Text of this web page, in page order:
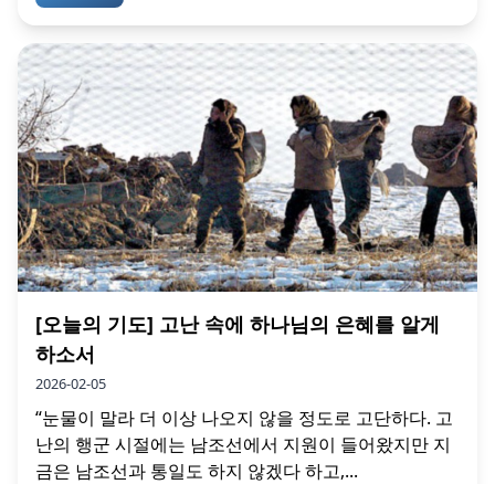
[오늘의 기도] 고난 속에 하나님의 은혜를 알게
하소서
2026-02-05
“눈물이 말라 더 이상 나오지 않을 정도로 고단하다. 고
난의 행군 시절에는 남조선에서 지원이 들어왔지만 지
금은 남조선과 통일도 하지 않겠다 하고,...